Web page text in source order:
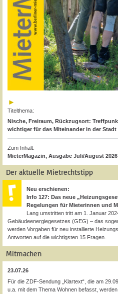
Titelthema:
Nische, Freiraum, Rückzugsort:
wichtiger für das Miteinander in der Stadt
Zum Inhalt:
MieterMagazin, Ausgabe Juli/August 2026
Der aktuelle Mietrechtstipp
Neu erschienen:
Info 127: Das neue
Regelungen für Mieterinnen und
Lang umstritten tritt am 1. Januar
Gebäudeenergiegesetzes (GEG) – das
werden Vorgaben für neu installierte
Antworten auf die wichtigsten 15 Fragen.
Mitmachen
23.07.26
Für die ZDF-Sendung „Klartext“, die am
u.a. mit dem Thema Wohnen befasst,